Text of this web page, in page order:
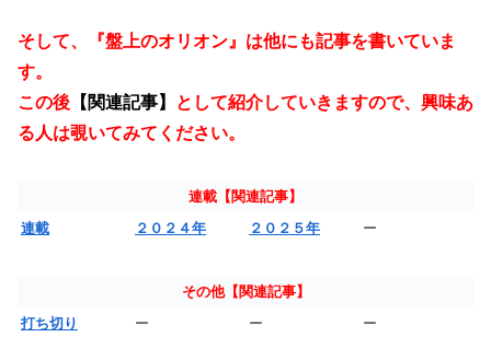
そして、『盤上のオリオン』は他にも記事を書いていま
す。
この後 【関連記事】
として紹介していきますので、興味あ
る人は覗いてみてください。
連載【関連記事】
連載
２０２４年 ２０２５年 ー
その他【関連記事】
打ち切り
ー ー ー